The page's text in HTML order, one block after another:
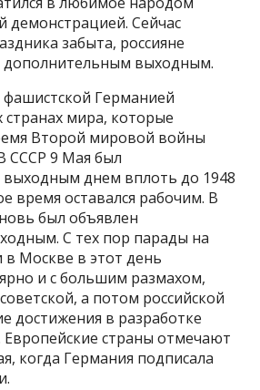
демонстрацией. Сейчас
забыта, россияне
дополнительным выходным.
Германией
мира, которые
Второй мировой войны
СССР 9 Мая был
выходным днем вплоть до 1948
время оставался рабочим. В
был объявлен
С тех пор парады на
Москве в этот день
и с большим размахом,
а потом российской
достижения в разработке
Европейские страны отмечают
когда Германия подписала